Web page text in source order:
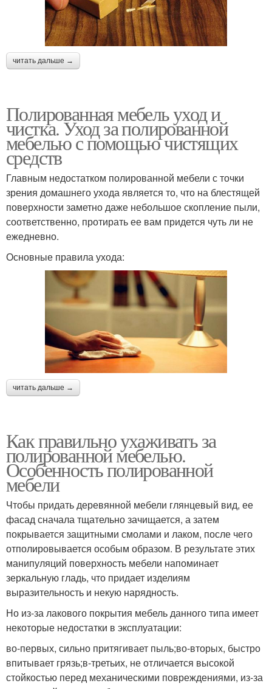
читать дальше →
Полированная мебель уход и
чистка. Уход за полированной
мебелью с помощью чистящих
средств
Главным недостатком полированной мебели с точки
зрения домашнего ухода является то, что на блестящей
поверхности заметно даже небольшое скопление пыли,
соответственно, протирать ее вам придется чуть ли не
ежедневно.
Основные правила ухода:
читать дальше →
Как правильно ухаживать за
полированной мебелью.
Особенность полированной
мебели
Чтобы придать деревянной мебели глянцевый вид, ее
фасад сначала тщательно зачищается, а затем
покрывается защитными смолами и лаком, после чего
отполировывается особым образом. В результате этих
манипуляций поверхность мебели напоминает
зеркальную гладь, что придает изделиям
выразительность и некую нарядность.
Но из-за лакового покрытия мебель данного типа имеет
некоторые недостатки в эксплуатации:
во-первых, сильно притягивает пыль;во-вторых, быстро
впитывает грязь;в-третьих, не отличается высокой
стойкостью перед механическими повреждениями, из-за